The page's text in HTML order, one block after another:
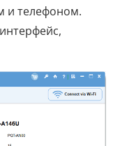
и телефоном.